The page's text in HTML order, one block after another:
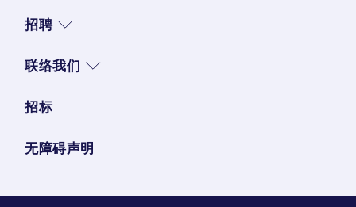
招聘
联络我们
招标
无障碍声明